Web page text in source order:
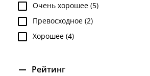
Очень хорошее (5)
Превосходное (2)
Хорошее (4)
Рейтинг